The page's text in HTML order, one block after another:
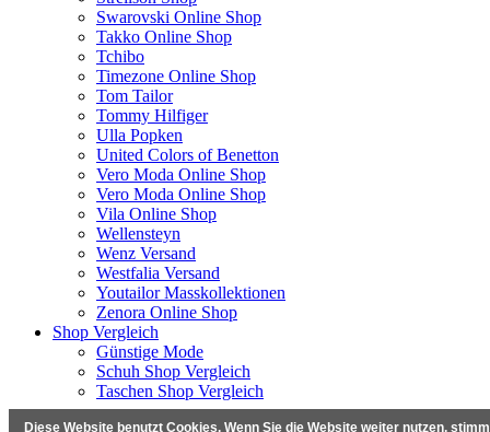
Swarovski Online Shop
Takko Online Shop
Tchibo
Timezone Online Shop
Tom Tailor
Tommy Hilfiger
Ulla Popken
United Colors of Benetton
Vero Moda Online Shop
Vero Moda Online Shop
Vila Online Shop
Wellensteyn
Wenz Versand
Westfalia Versand
Youtailor Masskollektionen
Zenora Online Shop
Shop Vergleich
Günstige Mode
Schuh Shop Vergleich
Taschen Shop Vergleich
© 2026 Mode Tipps & Angebote. All rights reserved.
Diese Website benutzt Cookies. Wenn Sie die Website weiter nutzen,